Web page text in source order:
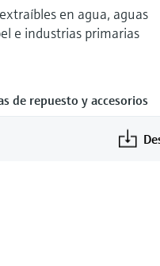
en agua, aguas
e industrias primarias
de repuesto y accesorios